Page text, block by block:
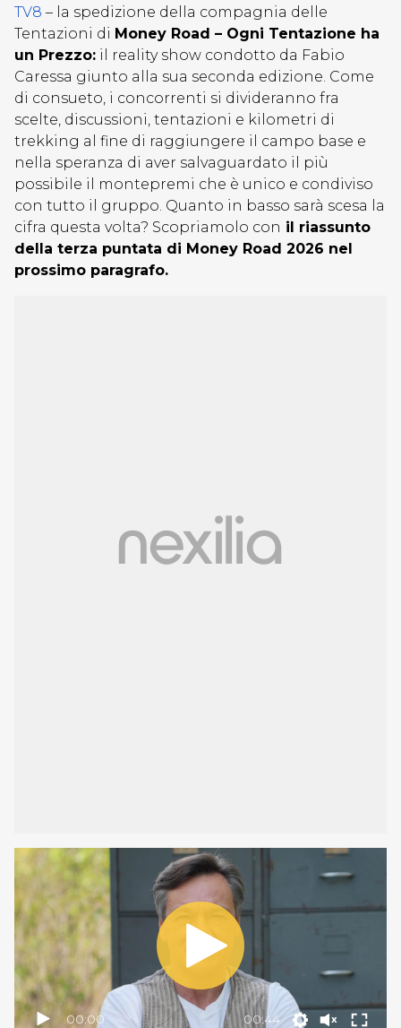
TV8 – la spedizione della compagnia delle
Tentazioni di Money Road – Ogni Tentazione ha
un Prezzo: il reality show condotto da Fabio
Caressa giunto alla sua seconda edizione. Come
di consueto, i concorrenti si divideranno fra
scelte, discussioni, tentazioni e kilometri di
trekking al fine di raggiungere il campo base e
nella speranza di aver salvaguardato il più
possibile il montepremi che è unico e condiviso
con tutto il gruppo. Quanto in basso sarà scesa la
cifra questa volta? Scopriamolo con il riassunto
della terza puntata di Money Road 2026 nel
prossimo paragrafo.
00:00 00:44